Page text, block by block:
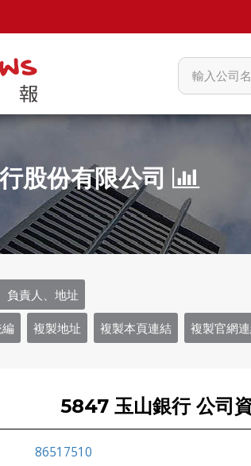
股份有限公司
負責人、地址
複製地址 複製本頁連結 複製官網
5847 玉山銀行 公司
86517510